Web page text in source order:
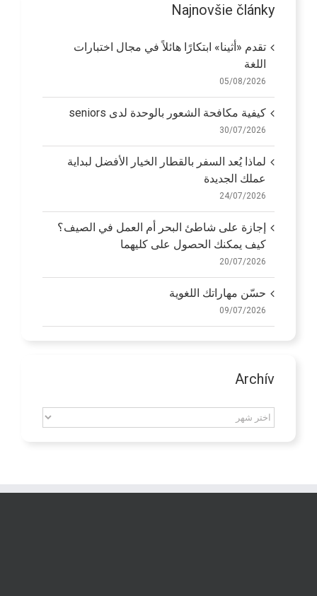
Najnovšie články
تقدم «أثينا» ابتكارًا هائلاً في مجال اختبارات
اللغة
05/08/2026
كيفية مكافحة الشعور بالوحدة لدى seniors
30/07/2026
لماذا يُعد السفر بالقطار الخيار الأفضل لبداية
عملك الجديدة
24/07/2026
إجازة على شاطئ البحر أم العمل في الصيف؟
كيف يمكنك الحصول على كليهما
20/07/2026
حسّن مهاراتك اللغوية
09/07/2026
Archív
Archív